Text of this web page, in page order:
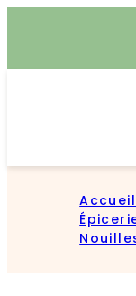
Accueil